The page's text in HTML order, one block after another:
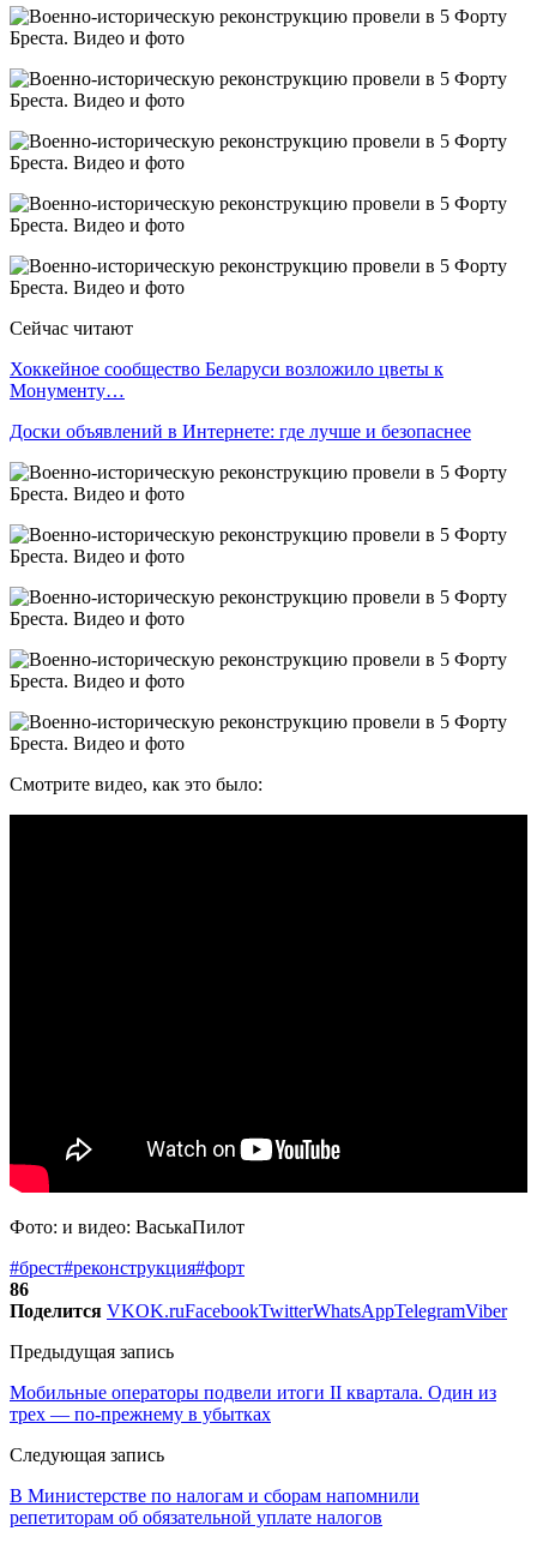
Сейчас читают
Хоккейное сообщество Беларуси возложило цветы к
Монументу…
Доски объявлений в Интернете: где лучше и безопаснее
Смотрите видео, как это было:
Фото: и видео: ВаськаПилот
#брест#реконструкция#форт
86
Поделится VKOK.ruFacebookTwitterWhatsAppTelegramViber
Предыдущая запись
Мобильные операторы подвели итоги II квартала. Один из
трех — по-прежнему в убытках
Следующая запись
В Министерстве по налогам и сборам напомнили
репетиторам об обязательной уплате налогов